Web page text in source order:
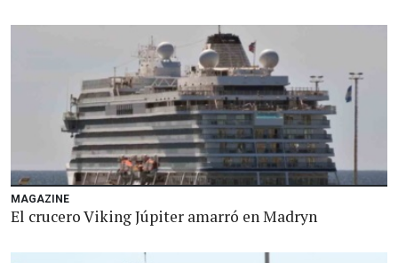
MAGAZINE
El crucero Viking Júpiter amarró en Madryn